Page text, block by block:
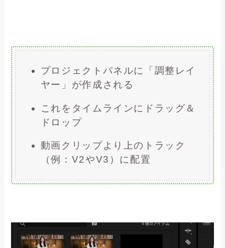
プロジェクトパネルに「調整レイ
ヤー」が作成される
これをタイムラインにドラッグ＆
ドロップ
動画クリップより上のトラック
（例：V2やV3）に配置